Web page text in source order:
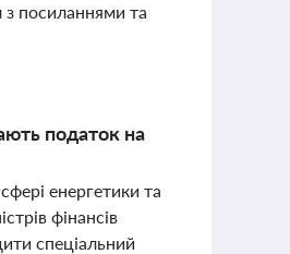
посиланнями та
податок на
енергетики та
фінансів
спеціальний